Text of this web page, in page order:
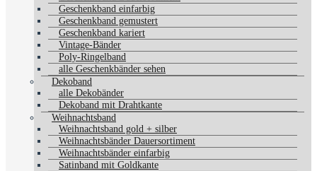
Geschenkband einfarbig
Geschenkband gemustert
Geschenkband kariert
Vintage-Bänder
Poly-Ringelband
alle Geschenkbänder sehen
Dekoband
alle Dekobänder
Dekoband mit Drahtkante
Weihnachtsband
Weihnachtsband gold + silber
Weihnachtsbänder Dauersortiment
Weihnachtsbänder einfarbig
Satinband mit Goldkante